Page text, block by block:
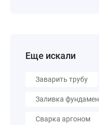
Еще искали
Заварить трубу
Заливка
Сварка аргоном